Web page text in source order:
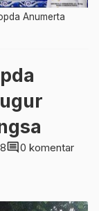
Anumerta
comment0 komentar